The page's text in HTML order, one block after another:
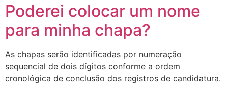
Poderei colocar um nome
para minha chapa?
As chapas serão identificadas por numeração
sequencial de dois dígitos conforme a ordem
cronológica de conclusão dos registros de candidatura.